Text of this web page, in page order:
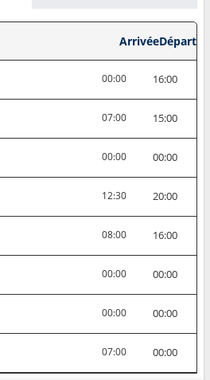
ArrivéeDépart
00:00 16:00
07:00 15:00
00:00 00:00
12:30 20:00
08:00 16:00
00:00 00:00
00:00 00:00
07:00 00:00